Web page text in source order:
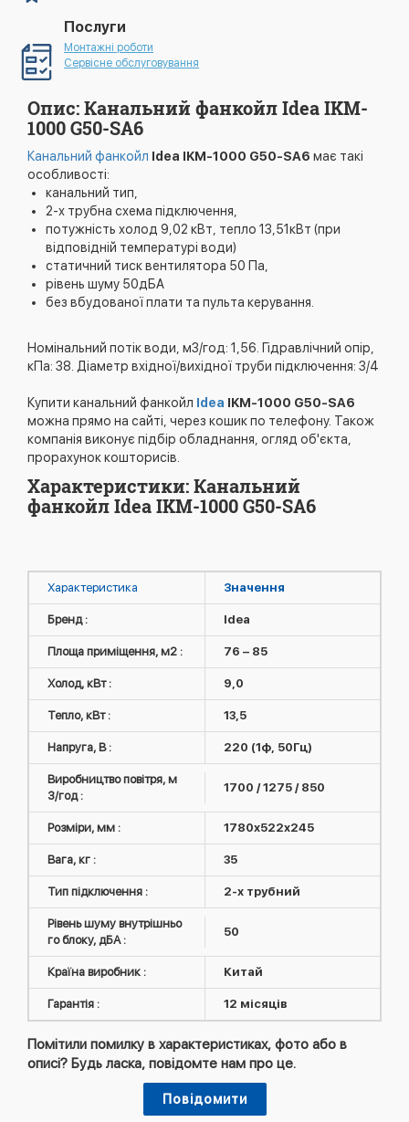
Послуги
Монтажні роботи
Сервісне обслуговування
Опис: Канальний фанкойл Idea IKM-
1000 G50-SA6
Канальний фанкойл Idea IKM-1000 G50-SA6 має такі
особливості:
канальний тип,
2-х трубна схема підключення,
потужність холод 9,02 кВт, тепло 13,51кВт (при
відповідній температурі води)
статичний тиск вентилятора 50 Па,
рівень шуму 50дБА
без вбудованої плати та пульта керування.
Номінальний потік води, м3/год: 1,56. Гідравлічний опір,
кПа: 38. Діаметр вхідної/вихідної труби підключення: 3/4
Купити канальний фанкойл Idea IKM-1000 G50-SA6
можна прямо на сайті, через кошик по телефону. Також
компанія виконує підбір обладнання, огляд об'єкта,
прорахунок кошторисів.
Характеристики: Канальний
фанкойл Idea IKM-1000 G50-SA6
Характеристика Значення
Бренд : Idea
Площа приміщення, м2 : 76 – 85
Холод, кВт : 9,0
Тепло, кВт : 13,5
Напруга, В : 220 (1ф, 50Гц)
Виробництво повітря, м
3/год :
1700 / 1275 / 850
Розміри, мм : 1780х522х245
Вага, кг : 35
Тип підключення : 2-х трубний
Рівень шуму внутрішньо
го блоку, дБА :
50
Країна виробник : Китай
Гарантія : 12 місяців
Помітили помилку в характеристиках, фото або в
описі? Будь ласка, повідомте нам про це.
Повідомити